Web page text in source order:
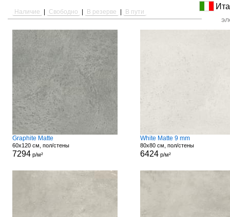
Наличие | Свободно | В резерве | В пути
Graphite Matte
60x120 см, пол/стены
7294р/м²
White Matte 9 mm
80x80 см, пол/стены
6424р/м²